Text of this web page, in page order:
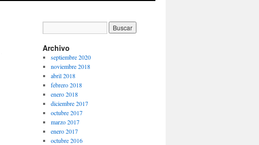
Archivo
septiembre 2020
noviembre 2018
abril 2018
febrero 2018
enero 2018
diciembre 2017
octubre 2017
marzo 2017
enero 2017
octubre 2016